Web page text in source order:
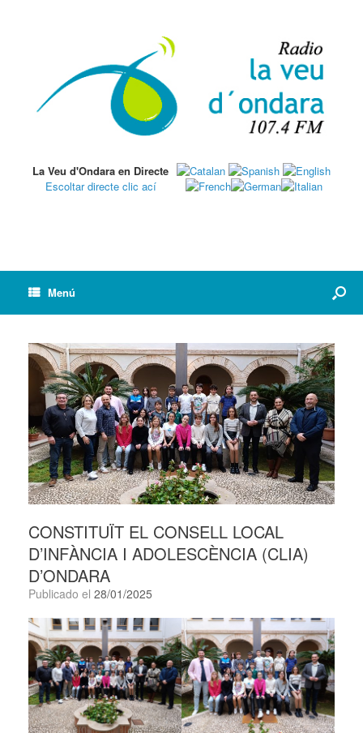
La Veu d'Ondara en Directe
Escoltar directe clic ací
Menú
CONSTITUÏT EL CONSELL LOCAL
D’INFÀNCIA I ADOLESCÈNCIA (CLIA)
D’ONDARA
Publicado el 28/01/2025